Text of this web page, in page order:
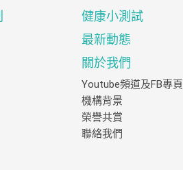
健康小測試
最新動態
關於我們
Youtube頻道及FB專頁
機構背景
榮譽共賞
聯絡我們